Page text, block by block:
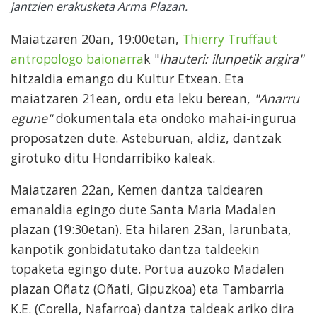
jantzien erakusketa Arma Plazan.
Maiatzaren 20an, 19:00etan, Thierry Truffaut
antropologo baionarrak "Ihauteri: ilunpetik argira"
hitzaldia emango du Kultur Etxean. Eta
maiatzaren 21ean, ordu eta leku berean, "Anarru
egune"dokumentala eta ondoko mahai-ingurua
proposatzen dute. Asteburuan, aldiz, dantzak
girotuko ditu Hondarribiko kaleak.
Maiatzaren 22an, Kemen dantza taldearen
emanaldia egingo dute Santa Maria Madalen
plazan (19:30etan). Eta hilaren 23an, larunbata,
kanpotik gonbidatutako dantza taldeekin
topaketa egingo dute. Portua auzoko Madalen
plazan Oñatz (Oñati, Gipuzkoa) eta Tambarria
K.E. (Corella, Nafarroa) dantza taldeak ariko dira